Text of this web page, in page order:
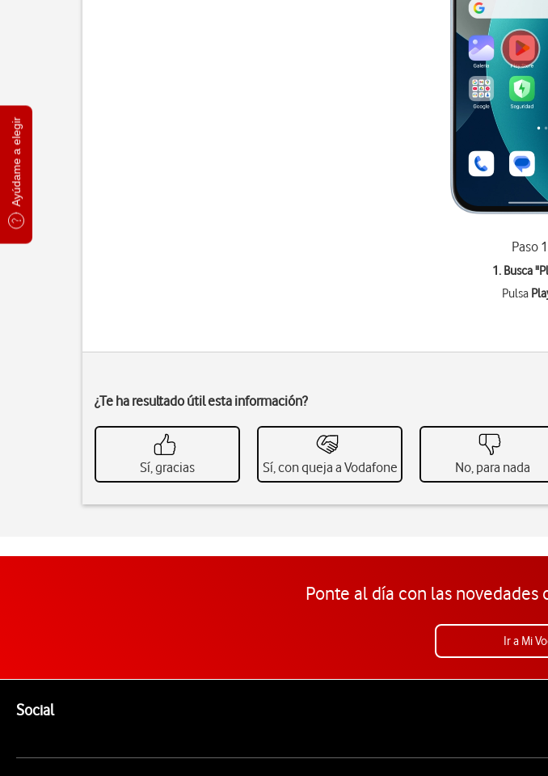
Ayúdame a elegir
Paso
1. Busca "
Pulsa
¿Te ha resultado útil esta información?
Sí, gracias Sí, con queja a Vodafone No, para nada
Ponte al día con las
Ir a Mi
SocialEnlaces a las redes sociales de Vodafone